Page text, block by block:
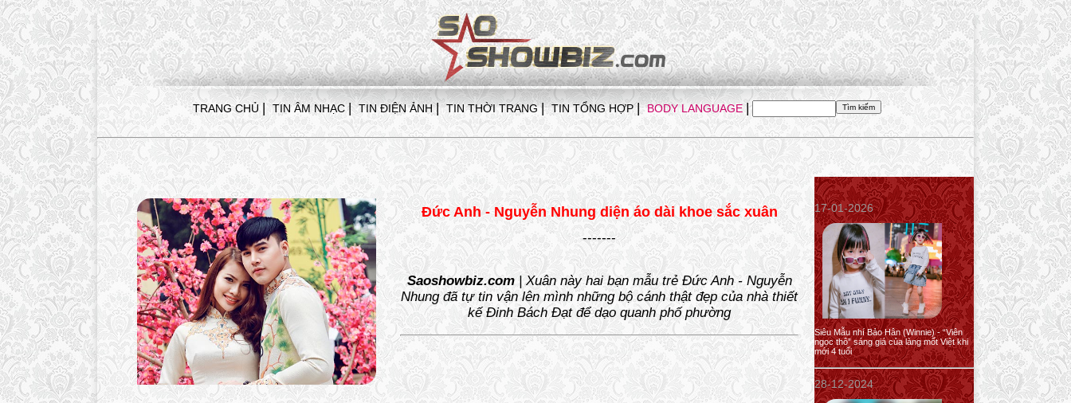
TRANG CHỦ | TIN ÂM NHẠC | TIN ĐIỆN ẢNH | TIN THỜI TRANG | TIN TỔNG HỢP | BODY LANGUAGE |
Đức Anh - Nguyễn Nhung diện áo dài khoe sắc xuân
-------
Saoshowbiz.com| Xuân này hai bạn mẫu trẻ Đức Anh - Nguyễn
Nhung đã tự tin vận lên mình những bộ cánh thật đẹp của nhà thiết
kế Đinh Bách Đạt để dạo quanh phố phường
17-01-2026
Siêu Mẫu nhí Bảo Hân (Winnie) - “Viên
ngọc thô” sáng giá của làng mốt Việt khi
mới 4 tuổi
28-12-2024